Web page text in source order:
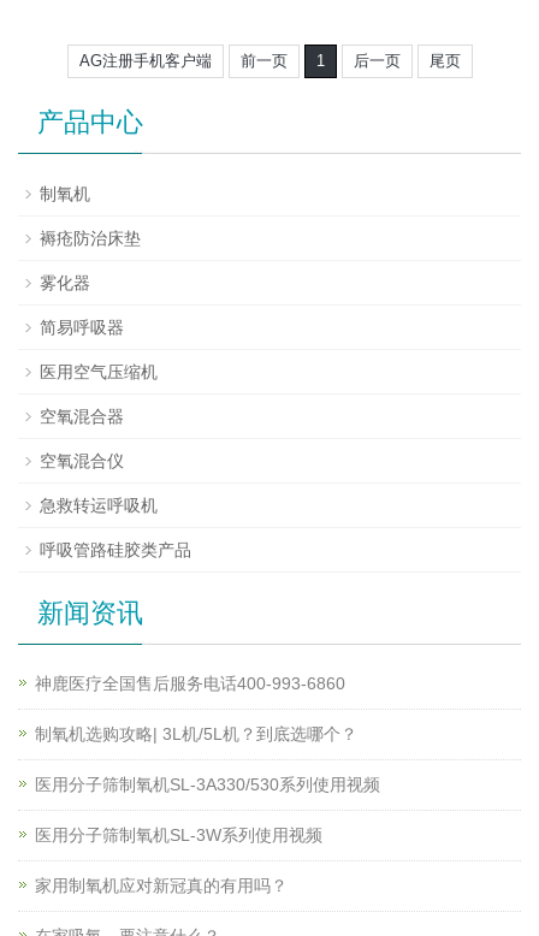
AG注册手机客户端 前一页 1 后一页 尾页
产品中心
制氧机
褥疮防治床垫
雾化器
简易呼吸器
医用空气压缩机
空氧混合器
空氧混合仪
急救转运呼吸机
呼吸管路硅胶类产品
新闻资讯
神鹿医疗全国售后服务电话400-993-6860
制氧机选购攻略| 3L机/5L机？到底选哪个？
医用分子筛制氧机SL-3A330/530系列使用视频
医用分子筛制氧机SL-3W系列使用视频
家用制氧机应对新冠真的有用吗？